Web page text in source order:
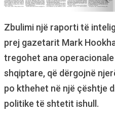
Zbulimi një raporti të
prej gazetarit Mark
tregohet ana
shqiptare, që dërgojnë
po kthehet në një çështje
politike të shtetit ishull.